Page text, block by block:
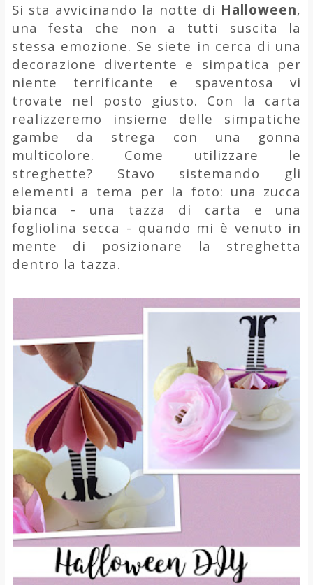
Si sta avvicinando la notte di Halloween,
una festa che non a tutti suscita la
stessa emozione. Se siete in cerca di una
decorazione divertente e simpatica per
niente terrificante e spaventosa vi
trovate nel posto giusto. Con la carta
realizzeremo insieme delle simpatiche
gambe da strega con una gonna
multicolore. Come utilizzare le
streghette? Stavo sistemando gli
elementi a tema per la foto: una zucca
bianca - una tazza di carta e una
fogliolina secca - quando mi è venuto in
mente di posizionare la streghetta
dentro la tazza.